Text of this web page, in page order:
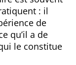
: il
de
qu’il a de
le constitue